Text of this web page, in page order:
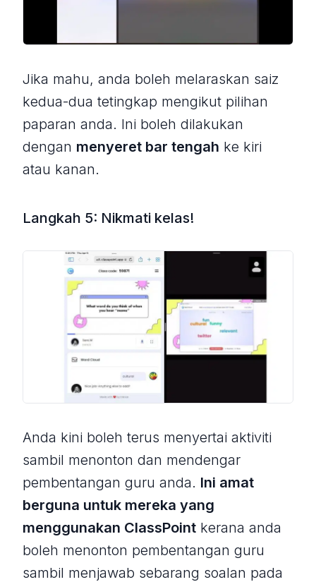
Jika mahu, anda boleh melaraskan saiz
kedua-dua tetingkap mengikut pilihan
paparan anda. Ini boleh dilakukan
dengan menyeret bar tengah ke kiri
atau kanan.
Langkah 5: Nikmati kelas!
Anda kini boleh terus menyertai aktiviti
sambil menonton dan mendengar
pembentangan guru anda. Ini amat
berguna untuk mereka yang
menggunakan ClassPoint kerana anda
boleh menonton pembentangan guru
sambil menjawab sebarang soalan pada